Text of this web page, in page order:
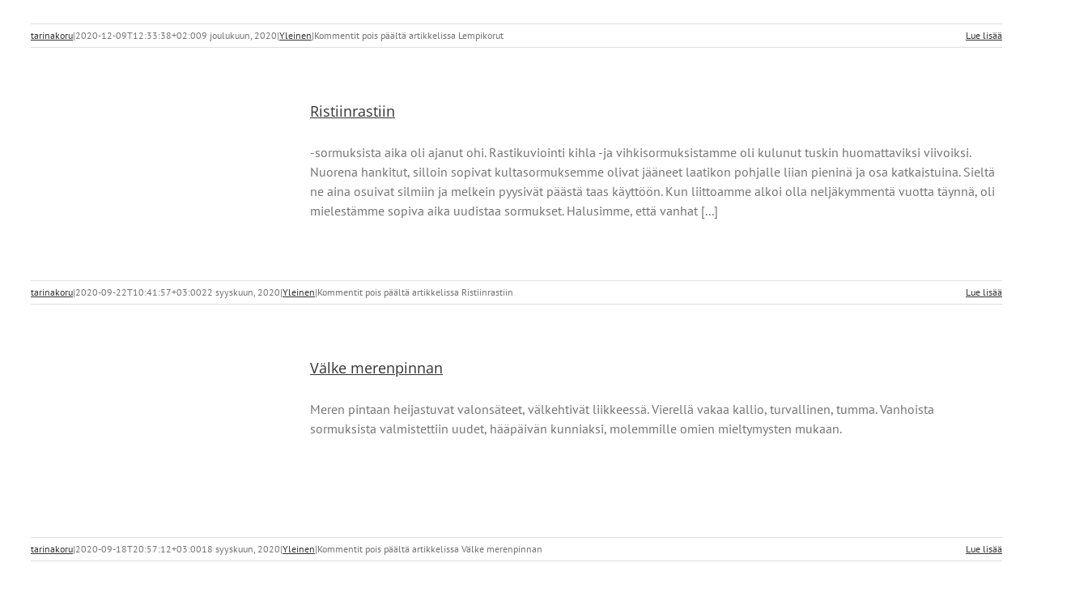
tarinakoru|2020-12-09T12:33:38+02:009 joulukuun, 2020|Yleinen|Kommentit pois päältä artikkelissa Lempikorut Lue lisää
Ristiinrastiin
-sormuksista aika oli ajanut ohi. Rastikuviointi kihla -ja vihkisormuksistamme oli kulunut tuskin huomattaviksi viivoiksi.
Nuorena hankitut, silloin sopivat kultasormuksemme olivat jääneet laatikon pohjalle liian pieninä ja osa katkaistuina. Sieltä
ne aina osuivat silmiin ja melkein pyysivät päästä taas käyttöön. Kun liittoamme alkoi olla neljäkymmentä vuotta täynnä, oli
mielestämme sopiva aika uudistaa sormukset. Halusimme, että vanhat [...]
tarinakoru|2020-09-22T10:41:57+03:0022 syyskuun, 2020|Yleinen|Kommentit pois päältä artikkelissa Ristiinrastiin Lue lisää
Välke merenpinnan
Meren pintaan heijastuvat valonsäteet, välkehtivät liikkeessä. Vierellä vakaa kallio, turvallinen, tumma. Vanhoista
sormuksista valmistettiin uudet, hääpäivän kunniaksi, molemmille omien mieltymysten mukaan.
tarinakoru|2020-09-18T20:57:12+03:0018 syyskuun, 2020|Yleinen|Kommentit pois päältä artikkelissa Välke merenpinnan Lue lisää